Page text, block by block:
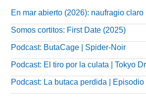
En mar abierto (2026): naufragio claro
Somos cortitos: First Date (2025)
Podcast: ButaCage | Spider-Noir
Podcast: El tiro por la culata | Tokyo
Podcast: La butaca perdida | Episodio